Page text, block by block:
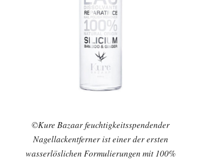
©Kure Bazaar feuchtigkeitsspendender
Nagellackentferner ist einer der ersten
wasserlöslichen Formulierungen mit 100%